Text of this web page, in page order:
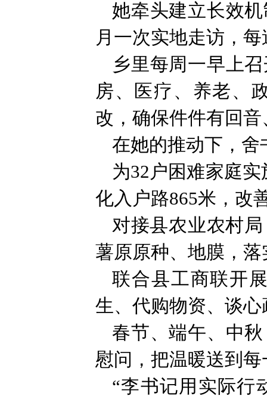
她牵头建立长效
月一次实地走访，
乡里每周一早上
房、医疗、养老、
改，确保件件有回
在她的推动下，舍
为32户困难家庭
化入户路865米，改
对接县农业农村
薯原原种、地膜，
联合县工商联开
生、代购物资、谈
春节、端午、中
慰问，把温暖送到每
“李书记用实际行